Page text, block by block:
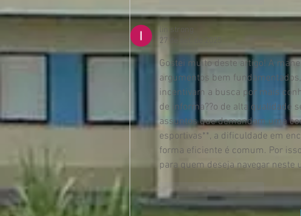
lin strong
27 de set. de 2025
Gostei muito deste artigo! A
argumentos bem
incentivam a busca por mais
de informa??o de alta qualidade
assuntos que demandam uma
esportivas**, a dificuldade em
forma eficiente é comum. Por
para quem deseja navegar
Curtir Responder